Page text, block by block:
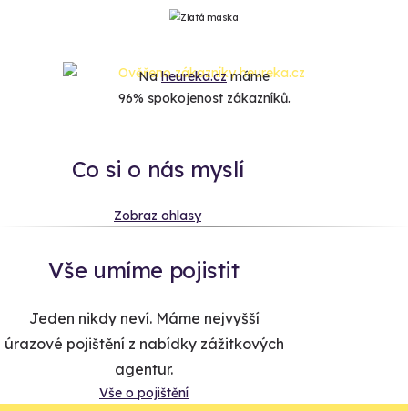
Naheureka.czmáme
96% spokojenost zákazníků.
Co si o nás myslí
Zobraz ohlasy
Vše umíme pojistit
Jeden nikdy neví. Máme nejvyšší
úrazové pojištění z nabídky zážitkových
agentur.
Vše o pojištění